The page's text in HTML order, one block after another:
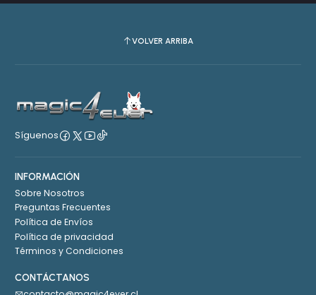
VOLVER ARRIBA
Síguenos
INFORMACIÓN
Sobre Nosotros
Preguntas Frecuentes
Política de Envíos
Política de privacidad
Términos y Condiciones
CONTÁCTANOS